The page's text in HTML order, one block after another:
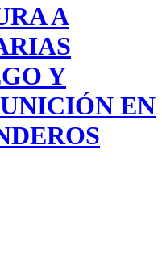
A
Y
EN